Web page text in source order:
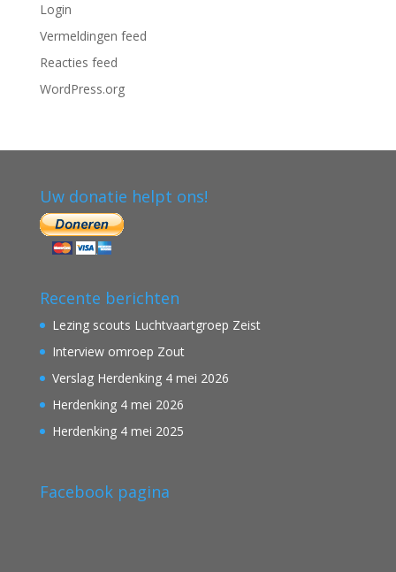
Login
Vermeldingen feed
Reacties feed
WordPress.org
Uw donatie helpt ons!
Recente berichten
Lezing scouts Luchtvaartgroep Zeist
Interview omroep Zout
Verslag Herdenking 4 mei 2026
Herdenking 4 mei 2026
Herdenking 4 mei 2025
Facebook pagina